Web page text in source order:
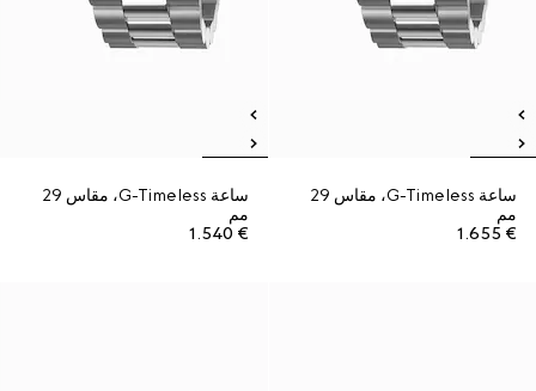
ساعة G-Timeless، مقاس 29
مم
€ 1.655
ساعة G-Timeless، مقاس 29
مم
€ 1.540